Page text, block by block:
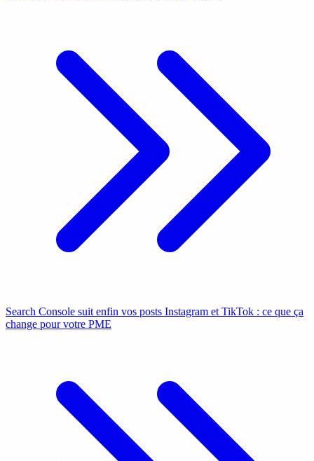
Search Console suit enfin vos posts Instagram et TikTok : ce que ça
change pour votre PME